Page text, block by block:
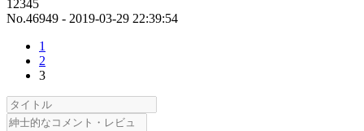
12345
No.46949 - 2019-03-29 22:39:54
1
2
3